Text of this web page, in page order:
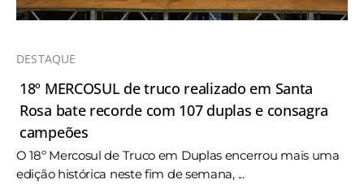
DESTAQUE
18º MERCOSUL de truco realizado em Santa
Rosa bate recorde com 107 duplas e consagra
campeões
O 18º Mercosul de Truco em Duplas encerrou mais uma
edição histórica neste fim de semana, ...